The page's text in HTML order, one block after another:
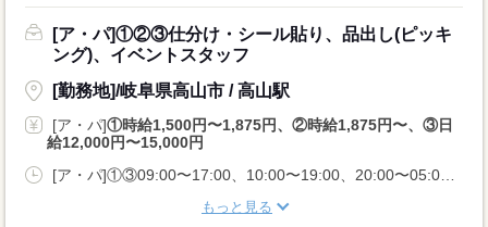
[ア・パ]①②③仕分け・シール貼り、品出し(ピッキ
ング)、イベントスタッフ
[勤務地]/岐阜県高山市 / 高山駅
[ア・パ]①時給1,500円〜1,875円、②時給1,875円〜、③日
給12,000円〜15,000円
[ア・パ]①③09:00〜17:00、10:00〜19:00、20:00〜05:00、②10:00〜06:00
もっと見る